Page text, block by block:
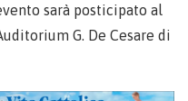
sarà posticipato al
G. De Cesare di